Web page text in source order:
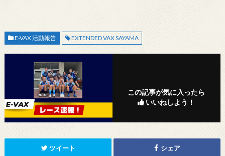
E-VAX 活動報告 EXTENDED VAX SAYAMA
この記事が気に入ったら
いいねしよう！
ツイート シェア